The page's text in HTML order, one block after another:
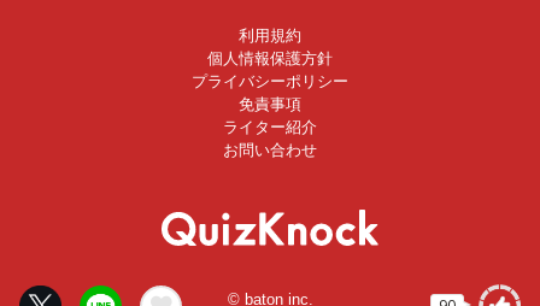
利用規約
個人情報保護方針
プライバシーポリシー
免責事項
ライター紹介
お問い合わせ
© baton inc.